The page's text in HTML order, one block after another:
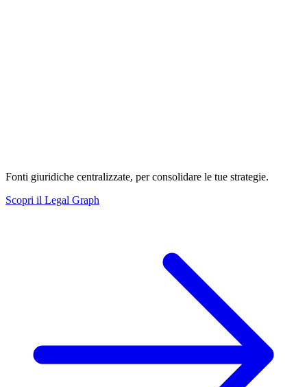
Fonti giuridiche centralizzate, per consolidare le tue strategie.
Scopri il Legal Graph